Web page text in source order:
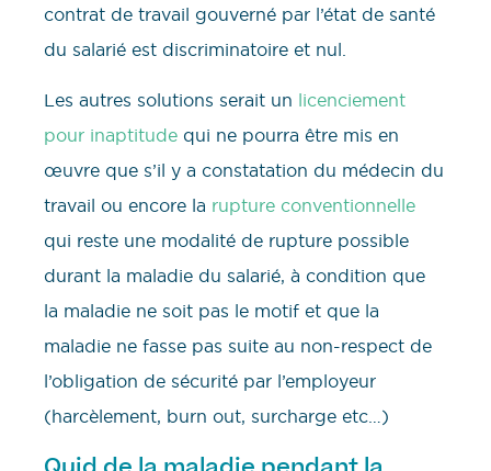
contrat de travail gouverné par l’état de santé
du salarié est discriminatoire et nul.
Les autres solutions serait un licenciement
pour inaptitude qui ne pourra être mis en
œuvre que s’il y a constatation du médecin du
travail ou encore la rupture conventionnelle
qui reste une modalité de rupture possible
durant la maladie du salarié, à condition que
la maladie ne soit pas le motif et que la
maladie ne fasse pas suite au non-respect de
l’obligation de sécurité par l’employeur
(harcèlement, burn out, surcharge etc…)